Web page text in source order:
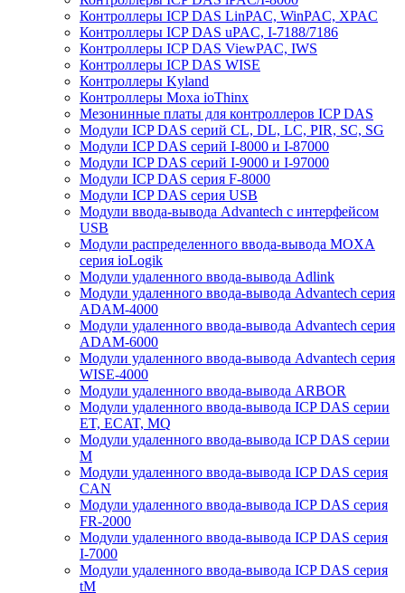
Контроллеры ICP DAS LinPAC, WinPAC, XPAC
Контроллеры ICP DAS uPAC, I-7188/7186
Контроллеры ICP DAS ViewPAC, IWS
Контроллеры ICP DAS WISE
Контроллеры Kyland
Контроллеры Moxa ioThinx
Мезонинные платы для контроллеров ICP DAS
Модули ICP DAS серий CL, DL, LC, PIR, SC, SG
Модули ICP DAS серий I-8000 и I-87000
Модули ICP DAS серий I-9000 и I-97000
Модули ICP DAS серия F-8000
Модули ICP DAS серия USB
Модули ввода-вывода Advantech с интерфейсом
USB
Модули распределенного ввода-вывода MOXA
серия ioLogik
Модули удаленного ввода-вывода Adlink
Модули удаленного ввода-вывода Advantech серия
ADAM-4000
Модули удаленного ввода-вывода Advantech серия
ADAM-6000
Модули удаленного ввода-вывода Advantech серия
WISE-4000
Модули удаленного ввода-вывода ARBOR
Модули удаленного ввода-вывода ICP DAS серии
ET, ECAT, MQ
Модули удаленного ввода-вывода ICP DAS серии
M
Модули удаленного ввода-вывода ICP DAS серия
CAN
Модули удаленного ввода-вывода ICP DAS серия
FR-2000
Модули удаленного ввода-вывода ICP DAS серия
I-7000
Модули удаленного ввода-вывода ICP DAS серия
tM